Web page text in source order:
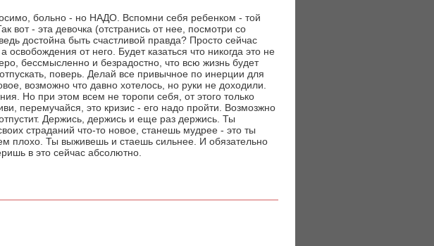
больно - но НАДО. Вспомни себя ребенком - той
вот - эта девочка (отстранись от нее, посмотри со
достойна быть счастливой правда? Просто сейчас
освобождения от него. Будет казаться что никогда это не
бессмысленно и безрадостно, что всю жизнь будет
поверь. Делай все привычное по инерции для
возможно что давно хотелось, но руки не доходили.
Но при этом всем не торопи себя, от этого только
перемучайся, это кризис - его надо пройти. Возмозжно
Держись, держись и еще раз держись. Ты
страданий что-то новое, станешь мудрее - это ты
плохо. Ты выживешь и стаешь сильнее. И обязательно
в это сейчас абсолютно.